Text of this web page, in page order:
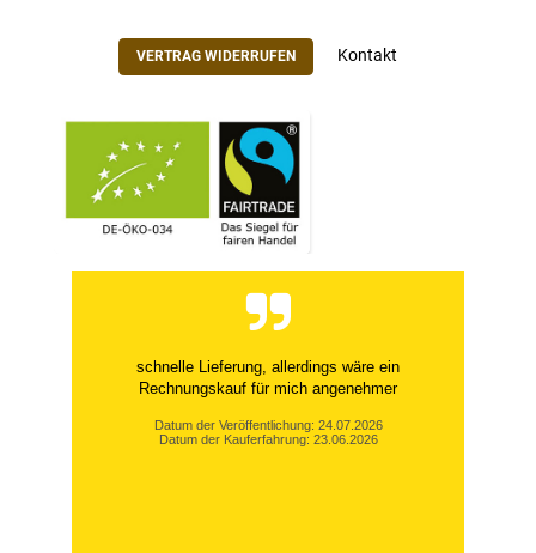
VERTRAG WIDERRUFEN Kontakt
schnelle Lieferung, allerdings wäre ein
Rechnungskauf für mich angenehmer
Datum der Veröffentlichung: 24.07.2026
Datum der Kauferfahrung: 23.06.2026